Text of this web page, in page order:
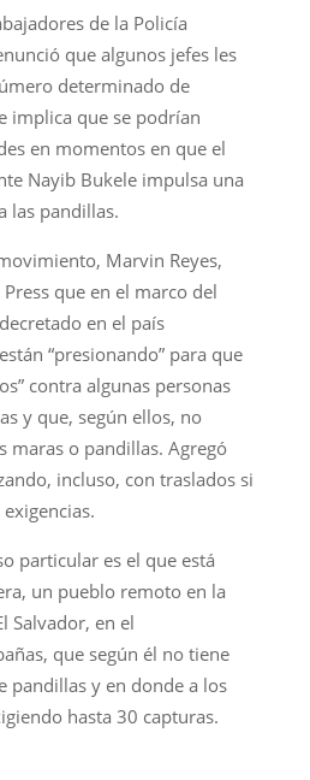
de la Policía
que algunos jefes les
determinado de
implica que se podrían
en momentos en que el
Nayib Bukele impulsa una
las pandillas.
Marvin Reyes,
que en el marco del
en el país
“presionando” para que
contra algunas personas
y que, según ellos, no
maras o pandillas. Agregó
incluso, con traslados si
particular es el que está
un pueblo remoto en la
Salvador, en el
que según él no tiene
pandillas y en donde a los
hasta 30 capturas.